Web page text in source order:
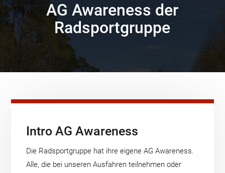
AG Awareness der
Radsportgruppe
Intro AG Awareness
Die Radsportgruppe hat ihre eigene AG Awareness.
Alle, die bei unseren Ausfahren teilnehmen oder